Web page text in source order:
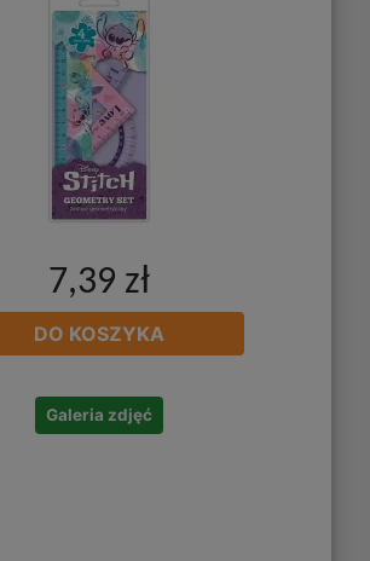
7,39 zł
DO KOSZYKA
Galeria zdjęć